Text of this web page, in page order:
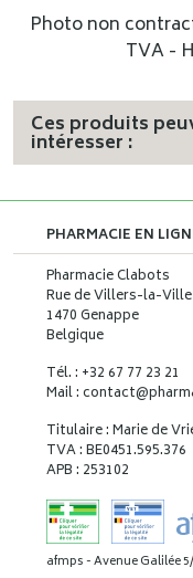
Photo non
TVA -
Ces produits
intéresser :
PHARMACIE EN
Pharmacie Clabots
Rue de Villers-la-Ville
1470 Genappe
Belgique
Tél. : +32 67 77 23 21
Mail : contact@
Titulaire : Marie de
TVA : BE0451.595.376
APB : 253102
afmps - Avenue Galilée